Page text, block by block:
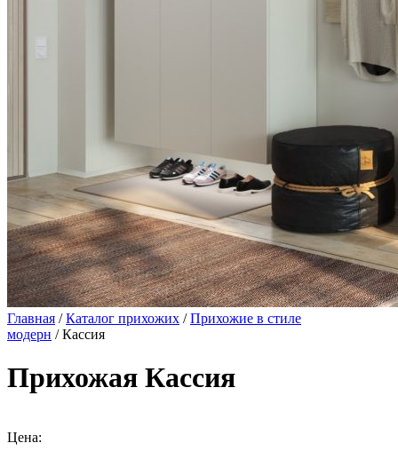
Главная /Каталог прихожих /Прихожие в стиле
модерн / Кассия
Прихожая Кассия
Цена: